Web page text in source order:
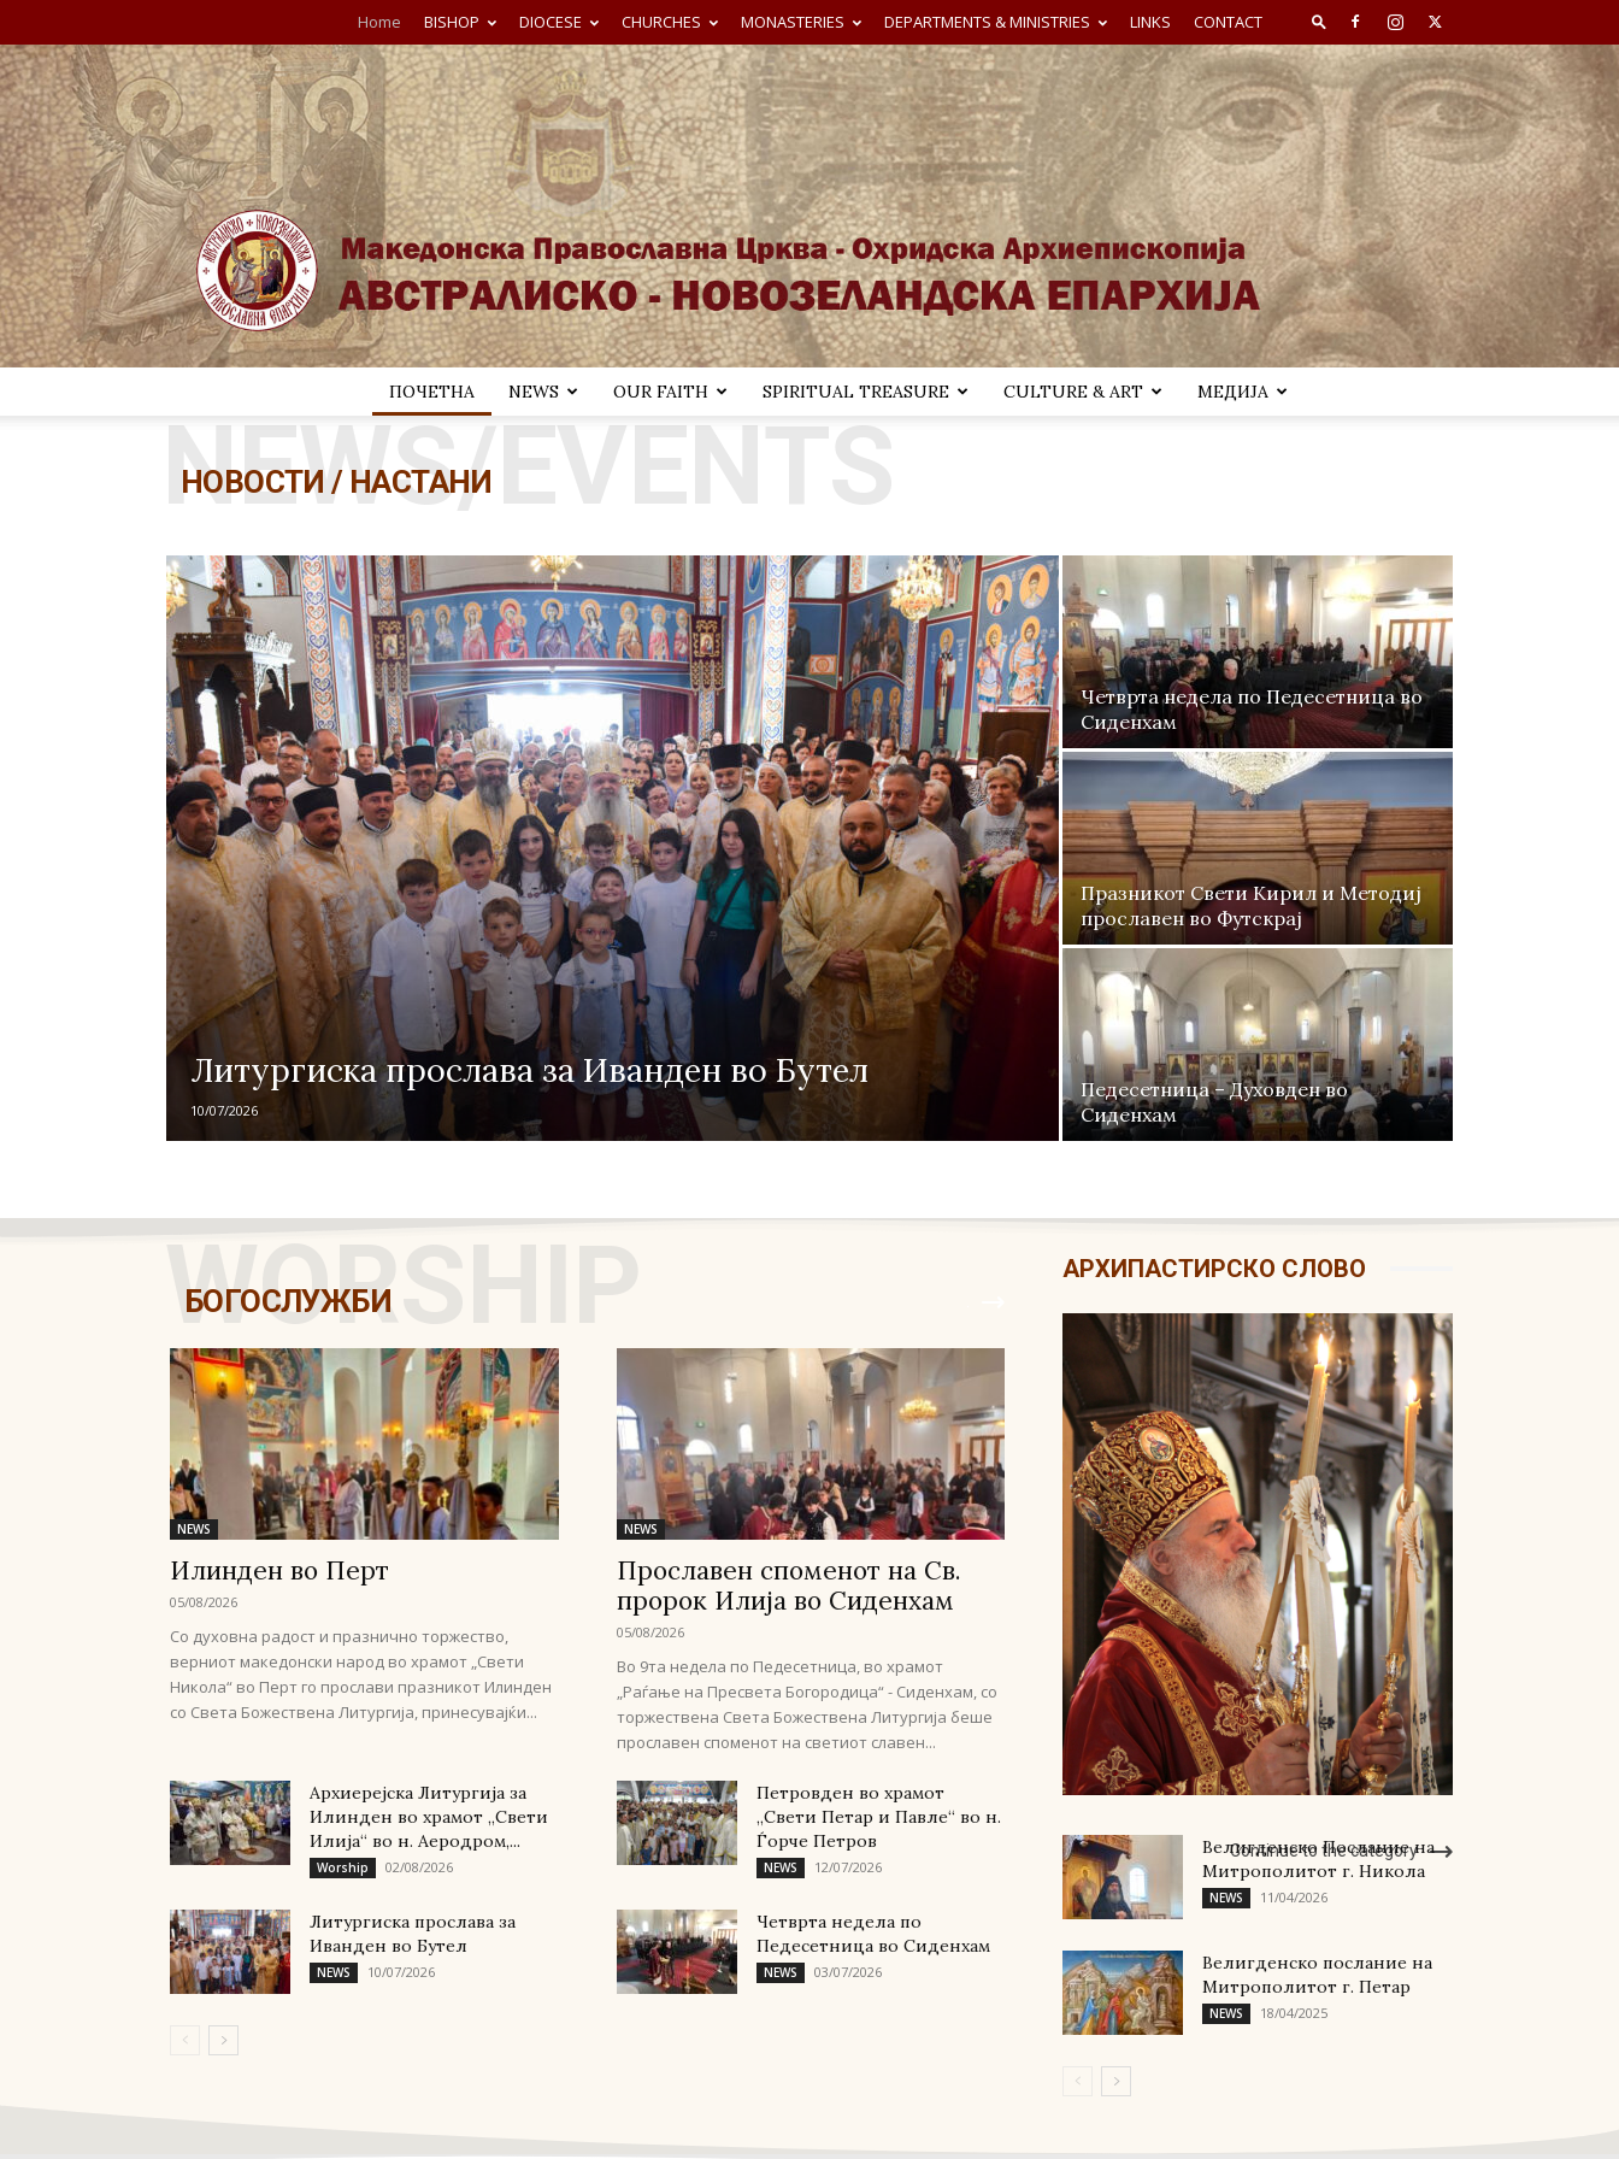
Home BISHOP DIOCESE CHURCHES MONASTERIES DEPARTMENTS & MINISTRIES LINKS CONTACT
новозеландска
Епархија
ПОЧЕТНА NEWS OUR FAITH SPIRITUAL TREASURE CULTURE & ART МЕДИЈА
НОВОСТИ / НАСТАНИ
NEWS/EVENTS
Четврта недела по Педесетница во
Празникот Свети Кирил и Методиј
прославен во Футскрај
Педесетница – Духовден во
Митрополитот г. Никола во посета на
Сиднеј
13/05/2026
Ѓурѓовден во Сиденхам
Недела на Раслабениот во
манастирот во Роклин
Недела на Мироносиците во
Спрингвеал
БОГОСЛУЖБИ
WORSHIP
NEWS
Илинден во Перт
05/08/2026
Со духовна радост и празнично торжество,
верниот македонски народ во храмот „Свети
Никола“ во Перт го прослави празникот Илинден
со Света Божествена Литургија, принесувајќи...
NEWS
Прославен споменот на Св.
пророк Илија во Сиденхам
05/08/2026
Во 9та недела по Педесетница, во храмот
„Раѓање на Пресвета Богородица“ - Сиденхам, со
торжествена Света Божествена Литургија беше
прославен споменот на светиот славен...
Архиерејска Литургија за
Илинден во храмот „Свети
Илија“ во н. Аеродром,...
Worship 02/08/2026
Петровден во храмот
„Свети Петар и Павле“ во н.
Ѓорче Петров
NEWS 12/07/2026
Литургиска прослава за
Иванден во Бутел
NEWS 10/07/2026
Четврта недела по
Педесетница во Сиденхам
NEWS 03/07/2026
АРХИПАСТИРСКО СЛОВО
Continue to the category
Велигденско Послание на
Митрополитот г. Никола
NEWS 11/04/2026
Велигденско послание на
Митрополитот г. Петар
NEWS 18/04/2025